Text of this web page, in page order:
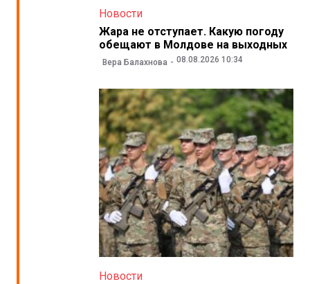
Новости
Жара не отступает. Какую погоду
обещают в Молдове на выходных
Вера Балахнова 08.08.2026 10:34
Новости